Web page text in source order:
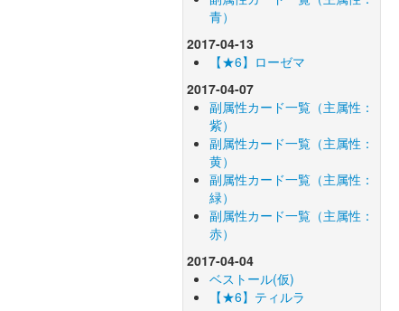
青）
2017-04-13
【★6】ローゼマ
2017-04-07
副属性カード一覧（主属性：
紫）
副属性カード一覧（主属性：
黄）
副属性カード一覧（主属性：
緑）
副属性カード一覧（主属性：
赤）
2017-04-04
ベストール(仮)
【★6】ティルラ